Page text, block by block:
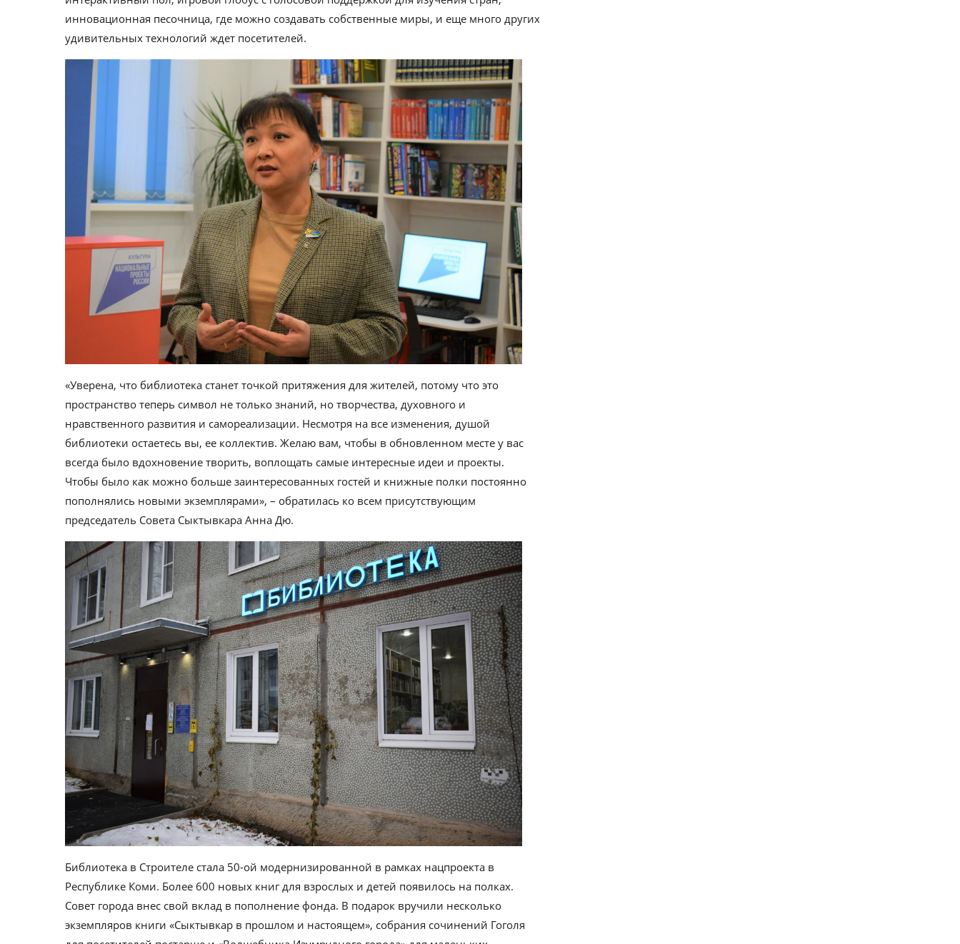
инновационная песочница, где можно создавать собственные миры, и еще много других
удивительных технологий ждет посетителей.
«Уверена, что библиотека станет точкой притяжения для жителей, потому что это
пространство теперь символ не только знаний, но творчества, духовного и
нравственного развития и самореализации. Несмотря на все изменения, душой
библиотеки остаетесь вы, ее коллектив. Желаю вам, чтобы в обновленном месте у вас
всегда было вдохновение творить, воплощать самые интересные идеи и проекты.
Чтобы было как можно больше заинтересованных гостей и книжные полки постоянно
пополнялись новыми экземплярами», – обратилась ко всем присутствующим
председатель Совета Сыктывкара Анна Дю.
Библиотека в Строителе стала 50-ой модернизированной в рамках нацпроекта в
Республике Коми. Более 600 новых книг для взрослых и детей появилось на полках.
Совет города внес свой вклад в пополнение фонда. В подарок вручили несколько
экземпляров книги «Сыктывкар в прошлом и настоящем», собрания сочинений Гоголя